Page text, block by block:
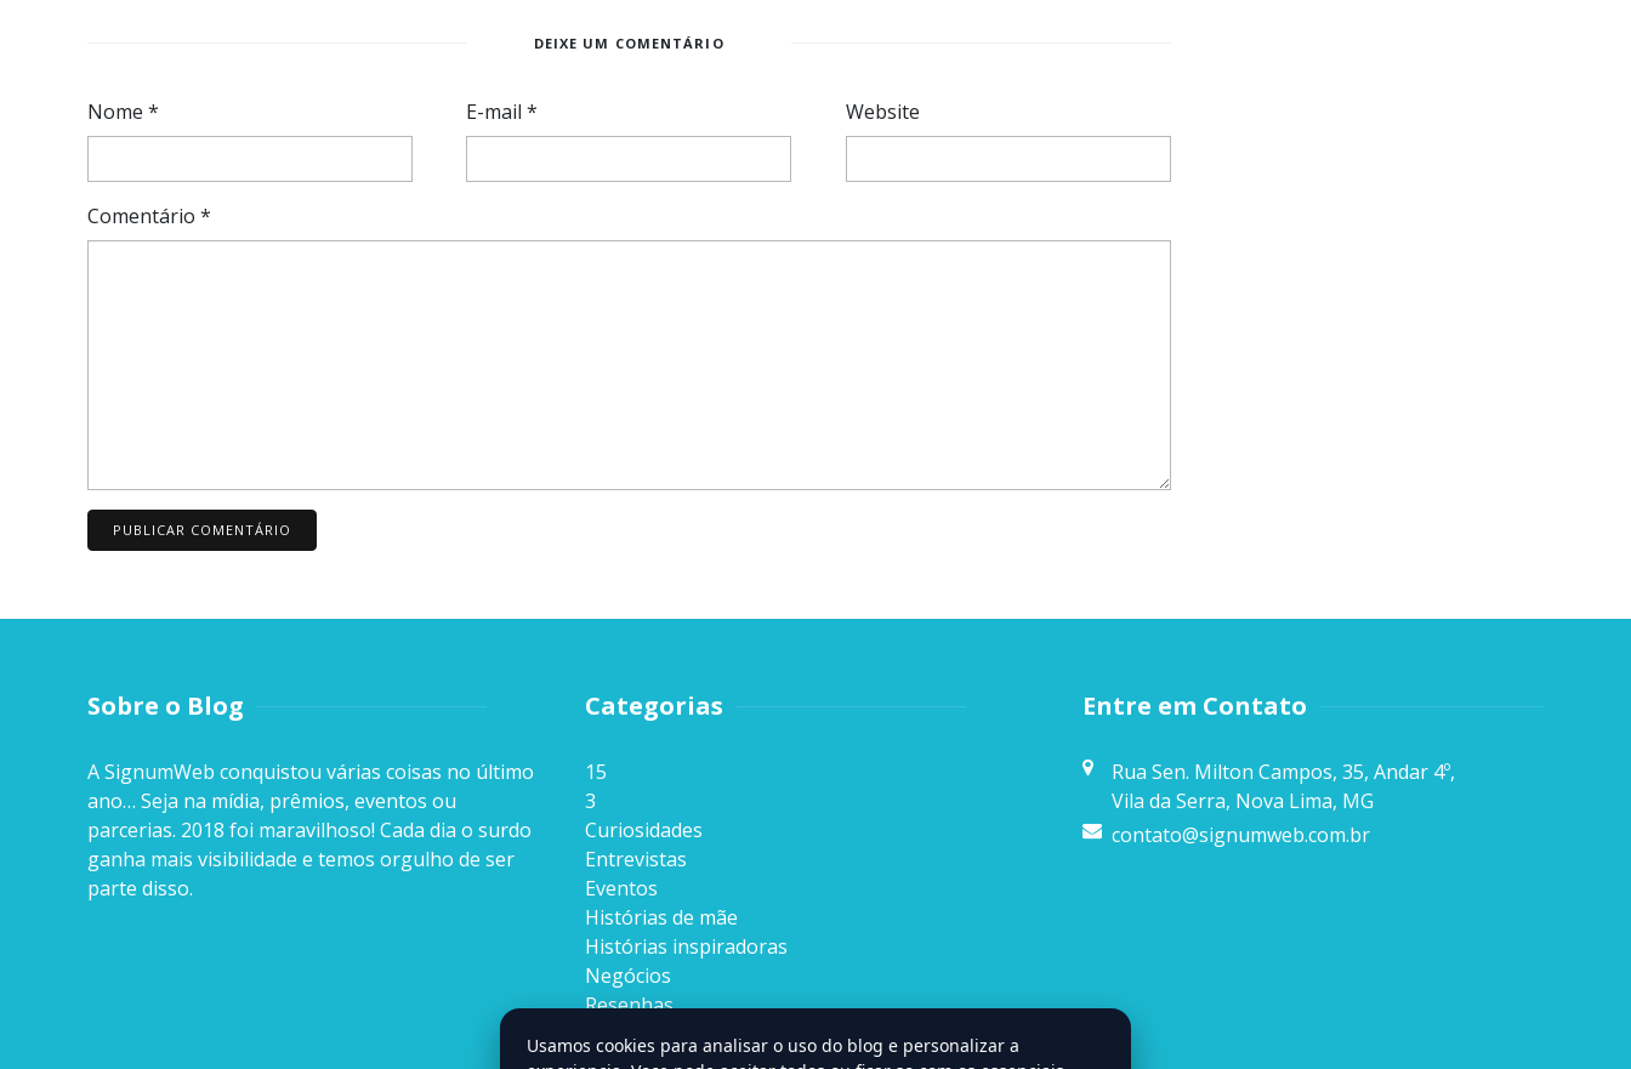
DEIXE UM COMENTÁRIO
Nome * E-mail* Website
Comentário *
Sobre o Blog
A SignumWeb conquistou várias coisas no último
ano… Seja na mídia, prêmios, eventos ou
parcerias. 2018 foi maravilhoso! Cada dia o surdo
ganha mais visibilidade e temos orgulho de ser
parte disso.
Categorias
15
3
Curiosidades
Entrevistas
Eventos
Histórias de mãe
Histórias inspiradoras
Negócios
Resenhas
Sem categoria
Sobre nós
Entre em Contato
Rua Sen. Milton Campos, 35, Andar 4º,
Vila da Serra, Nova Lima, MG
contato@signumweb.com.br
Usamos cookies para analisar o uso do blog e personalizar a